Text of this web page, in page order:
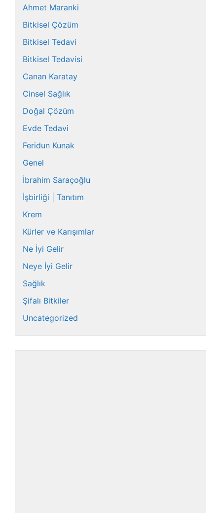
Ahmet Maranki
Bitkisel Çözüm
Bitkisel Tedavi
Bitkisel Tedavisi
Canan Karatay
Cinsel Sağlık
Doğal Çözüm
Evde Tedavi
Feridun Kunak
Genel
İbrahim Saraçoğlu
İşbirliği | Tanıtım
Krem
Kürler ve Karışımlar
Ne İyi Gelir
Neye İyi Gelir
Sağlık
Şifalı Bitkiler
Uncategorized